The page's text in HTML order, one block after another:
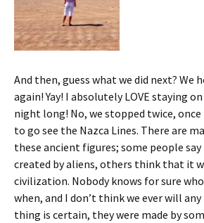
And then, guess what we did next? We
again! Yay! I absolutely LOVE staying
night long! No, we stopped twice,
to go see the Nazca Lines. There are
these ancient figures; some people
created by aliens, others think that it
civilization. Nobody knows for sure
when, and I don’t think we ever will
thing is certain, they were made by